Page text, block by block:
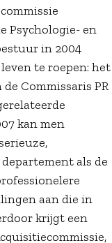
Psychologie- en
in 2004
te roepen: het
Commissaris PR
kan men
als de
aan die in
krijgt een